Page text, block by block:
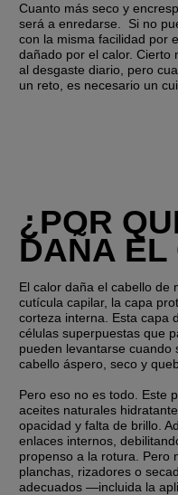
Cuanto más seco y
será a enredarse.  Si no
con la misma facilidad por
dañado por el calor. Cierto
al desgaste diario, pero
un reto, es necesario un
¿POR
DAÑA
El calor daña el cabello de
cutícula capilar, la capa
corteza interna. Esta capa
células superpuestas que
pueden levantarse cuando
cabello áspero, seco y
Pero eso no es todo. Este
aceites naturales
opacidad y falta de brillo.
enlaces internos,
propenso a la rotura. Pero
planchas, rizadores o
adecuados —incluida la